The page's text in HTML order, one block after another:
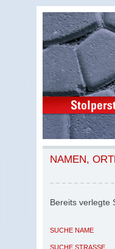
NAMEN,
Bereits verlegte
SUCHE NAME
SUCHE STRASSE